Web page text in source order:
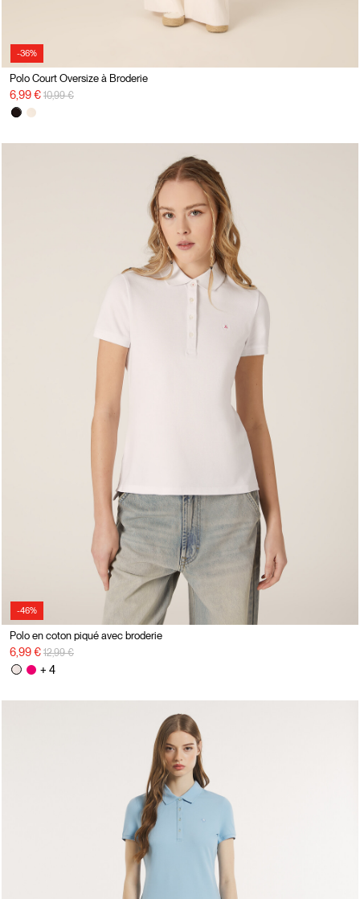
-36%
Polo Court Oversize à Broderie
6,99 € Prix réduit de
10,99 €
-46%
Polo en coton piqué avec broderie
6,99 € Prix réduit de
12,99 €à
+ 4